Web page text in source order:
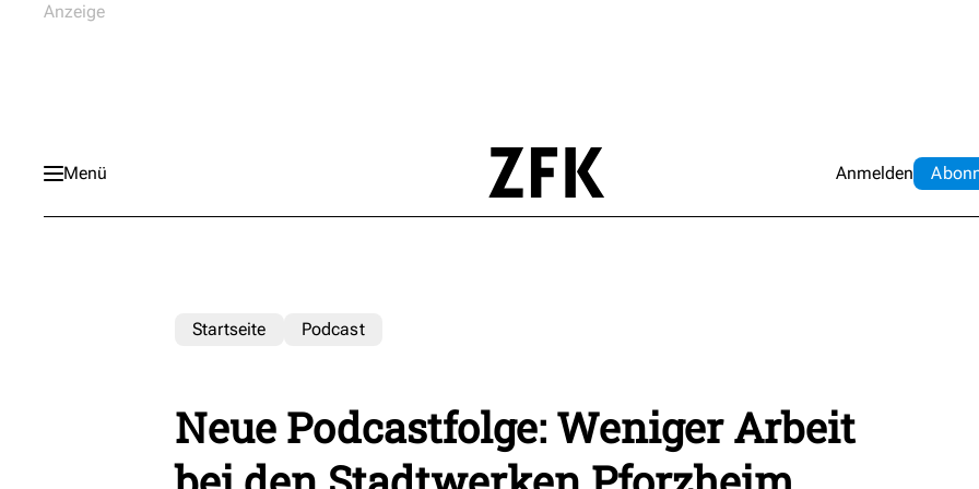
Menü Anmelden Abo
Startseite Podcast
Neue Podcastfolge: Weniger Arbeit